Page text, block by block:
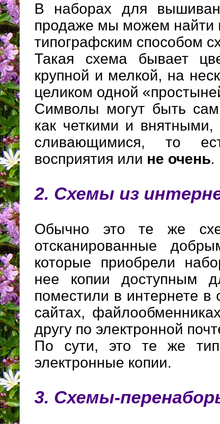
В наборах для
продаже мы можем найти
типографским способом
Такая схема бывает
крупной и мелкой, на
целиком одной
Символы могут быть
как четкими и
сливающимися, то
восприятия или не очень.
2. Схемы из
Обычно это те же
отсканированные
которые приобрели
нее копии доступным
поместили в интернете в
сайтах,
другу по электронной
По сути, это те же
электронные копии.
3. Схемы-